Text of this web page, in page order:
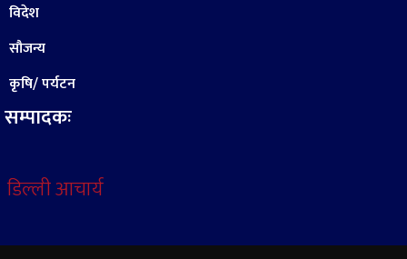
विदेश
सौजन्य
कृषि/ पर्यटन
सम्पादकः
डिल्ली आचार्य